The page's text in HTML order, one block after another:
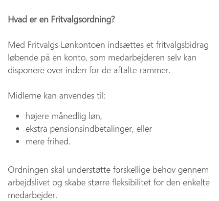
Hvad er en Fritvalgsordning?
Med Fritvalgs Lønkontoen indsættes et fritvalgsbidrag
løbende på en konto, som medarbejderen selv kan
disponere over inden for de aftalte rammer.
Midlerne kan anvendes til:
højere månedlig løn,
ekstra pensionsindbetalinger, eller
mere frihed.
Ordningen skal understøtte forskellige behov gennem
arbejdslivet og skabe større fleksibilitet for den enkelte
medarbejder.